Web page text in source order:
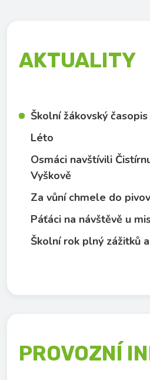
AKTUALITY
Školní žákovský časopis
Léto
Osmáci navštívili
Vyškově
Za vůní chmele do
Páťáci na návštěvě u
Školní rok plný zážitků
PROVOZNÍ